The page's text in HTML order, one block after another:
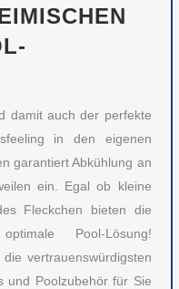
G
L
damit auch der perfekte
in den eigenen
garantiert Abkühlung an
ein. Egal ob kleine
Fleckchen bieten die
Pool-Lösung!
vertrauenswürdigsten
und Poolzubehör für Sie